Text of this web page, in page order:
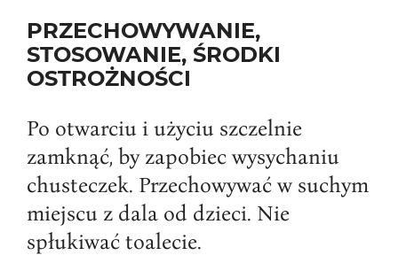
PRZECHOWYWANIE,
STOSOWANIE, ŚRODKI
OSTROŻNOŚCI
Po otwarciu i użyciu szczelnie
zamknąć, by zapobiec wysychaniu
chusteczek. Przechowywać w suchym
miejscu z dala od dzieci. Nie
spłukiwać toalecie.